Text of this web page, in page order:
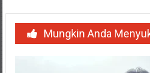
Mungkin Anda